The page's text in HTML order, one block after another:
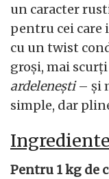
un caracter
pentru cei care
cu un twist
groși, mai
ardelenești– și
simple, dar
Pentru 1 kg de